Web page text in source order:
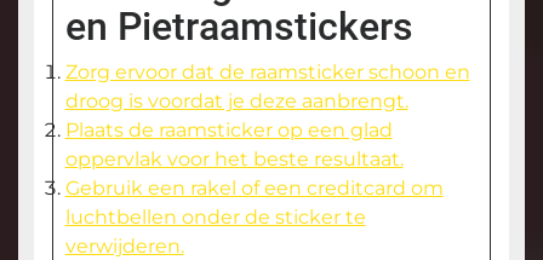
en Pietraamstickers
Zorg ervoor dat de raamsticker schoon en
droog is voordat je deze aanbrengt.
Plaats de raamsticker op een glad
oppervlak voor het beste resultaat.
Gebruik een rakel of een creditcard om
luchtbellen onder de sticker te
verwijderen.